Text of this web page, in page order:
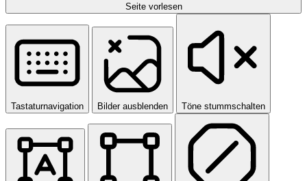
Seite vorlesen
Tastaturnavigation Bilder ausblenden Töne stummschalten